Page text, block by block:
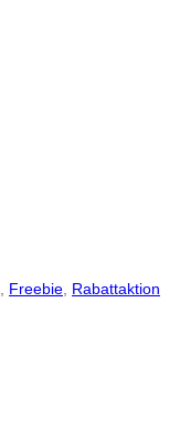
Freebie Rabattaktion